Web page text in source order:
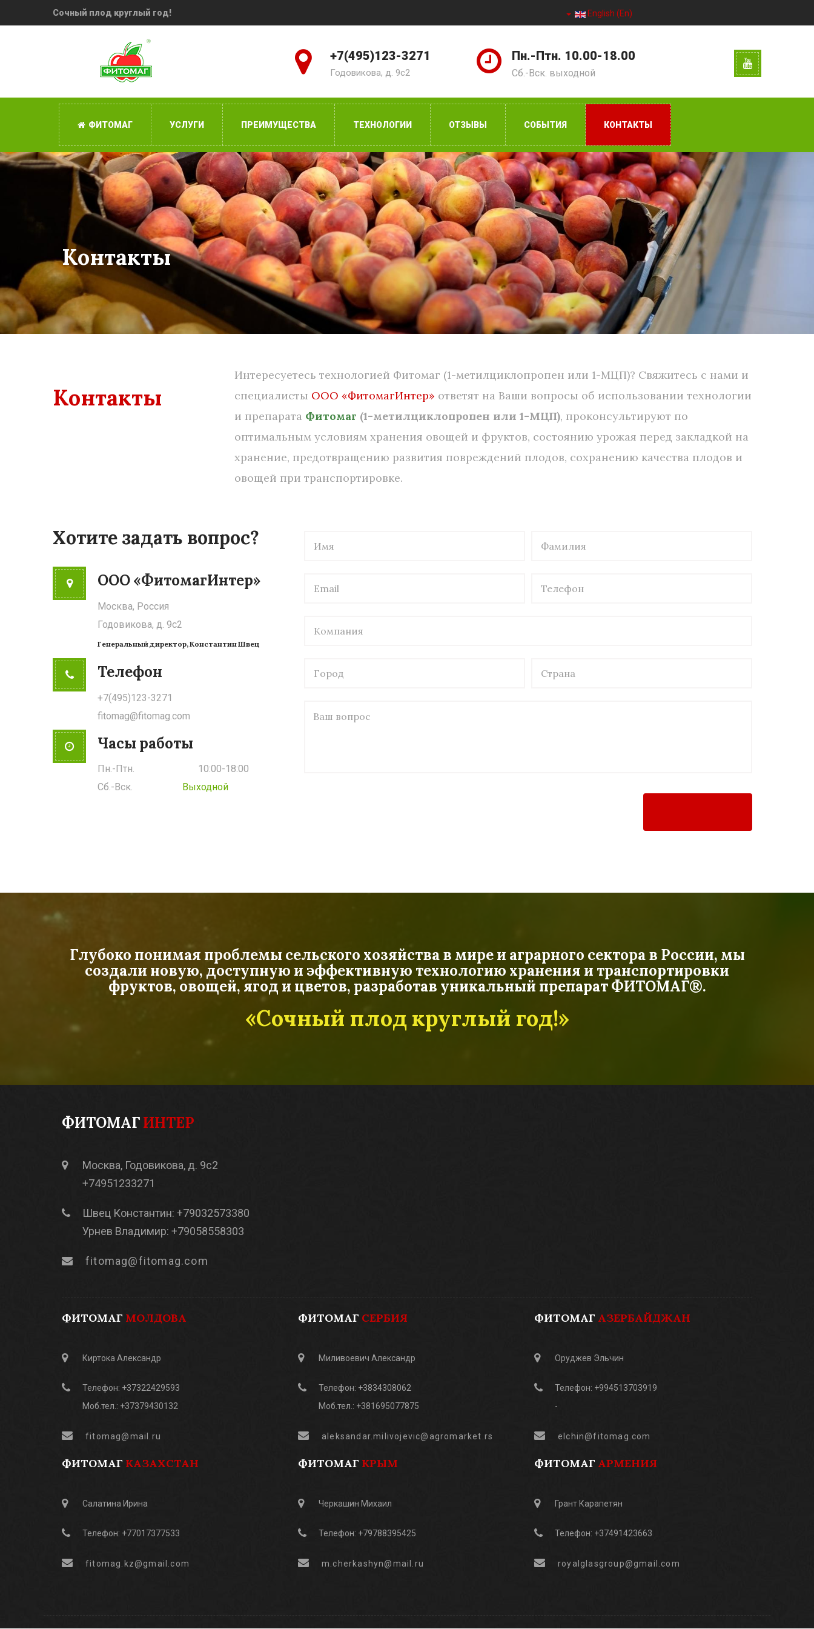
Сочный плод круглый год! English (En)
+7(495)123-3271
Годовикова, д. 9с2
Пн.-Птн. 10.00-18.00
Сб.-Вск. выходной
ФИТОМАГ УСЛУГИ ПРЕИМУЩЕСТВА ТЕХНОЛОГИИ ОТЗЫВЫ СОБЫТИЯ КОНТАКТЫ
Контакты
Контакты
Интересуетесь технологией Фитомаг (1-метилциклопропен или 1-МЦП)? Свяжитесь с нами и
специалисты ООО «ФитомагИнтер» ответят на Ваши вопросы об использовании технологии
и препарата Фитомаг (1-метилциклопропен или 1-МЦП), проконсультируют по
оптимальным условиям хранения овощей и фруктов, состоянию урожая перед закладкой на
хранение, предотвращению развития повреждений плодов, сохранению качества плодов и
овощей при транспортировке.
Хотите задать вопрос?
ООО «ФитомагИнтер»
Москва, Россия
Годовикова, д. 9с2
Генеральный директор, Константин Швец
Телефон
+7(495)123-3271
fitomag@fitomag.com
Часы работы
Пн.-Птн.
10:00-18:00
Сб.-Вск.
Выходной
Глубоко понимая проблемы сельского хозяйства в мире и аграрного сектора в России, мы
создали новую, доступную и эффективную технологию хранения и транспортировки
фруктов, овощей, ягод и цветов, разработав уникальный препарат ФИТОМАГ®.
«Сочный плод круглый год!»
ФИТОМАГИНТЕР
Москва, Годовикова, д. 9с2
+74951233271
Швец Константин: +79032573380
Урнев Владимир: +79058558303
fitomag@fitomag.com
ФИТОМАГ МОЛДОВА
Киртока Александр
Телефон: +37322429593
Моб.тел.: +37379430132
fitomag@mail.ru
ФИТОМАГ СЕРБИЯ
Миливоевич Александр
Телефон: +3834308062
Моб.тел.: +381695077875
aleksandar.milivojevic@agromarket.rs
ФИТОМАГ АЗЕРБАЙДЖАН
Оруджев Эльчин
Телефон: +994513703919
-
elchin@fitomag.com
ФИТОМАГ КАЗАХСТАН
Салатина Ирина
Телефон: +77017377533
fitomag.kz@gmail.com
ФИТОМАГ КРЫМ
Черкашин Михаил
Телефон: +79788395425
m.cherkashyn@mail.ru
ФИТОМАГ АРМЕНИЯ
Грант Карапетян
Телефон: +37491423663
royalglasgroup@gmail.com